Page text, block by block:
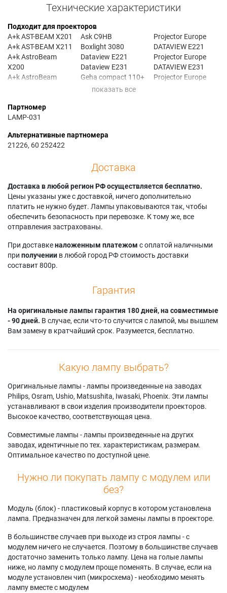
Технические характеристики
Подходит для проекторов
A+k AST-BEAM X201
A+k AST-BEAM X211
A+k AstroBeam
X200
A+k AstroBeam
X211
Ask C105
Ask C85
Ask C95
Ask C9HB
Boxlight 3080
Dataview E221
Dataview E231
Geha compact 110+
Geha compact 210+
Infocus LP690
Projector Europe
DATAVIEW E221
Projector Europe
DATAVIEW E231
Projector Europe
Партномер
LAMP-031
Альтернативные партномера
21226, 60 252422
Доставка
Доставка в любой регион РФ осуществляется бесплатно.
Цены указаны уже с доставкой, ничего дополнительно
платить не нужно будет. Лампы упаковываются так, чтобы
обеспечить безопасность при перевозке. К тому же, все
отправления застрахованы.
При доставкеналоженным платежом с оплатой наличными
при получении в любой город РФ стоимость доставки
составит 800р.
Гарантия
На оригинальные лампы гарантия 180 дней, на совместимые
- 90 дней. В случае, если что-то случится с лампой, мы вышлем
Вам замену в кратчайший срок. Разумеется, бесплатно.
Какую лампу выбрать?
Оригинальные лампы - лампы произведенные на заводах
Philips, Osram, Ushio, Matsushita, Iwasaki, Phoenix. Эти лампы
устанавливают в свои изделия производители проекторов.
Высокое качество, соответствующая цена.
Совместимые лампы - лампы произведенные на других
заводах, идентичные по тех. характеристикам, размерам.
Оптимальное качество по доступной цене.
Нужно ли покупать лампу с модулем или
без?
Модуль (блок) - пластиковый корпус в котором установлена
лампа. Предназначен для легкой замены лампы в проекторе.
В большинстве случаев при выходе из строя лампы - с
модулем ничего не случается. Поэтому в большинстве случаев
достаточно заменить только лампу. Цена на голые лампы
ниже, но лампу с модулем проще поменять. В случае, если на
модуле установлен чип (микросхема) - необходимо менять
лампу вместе с модулем